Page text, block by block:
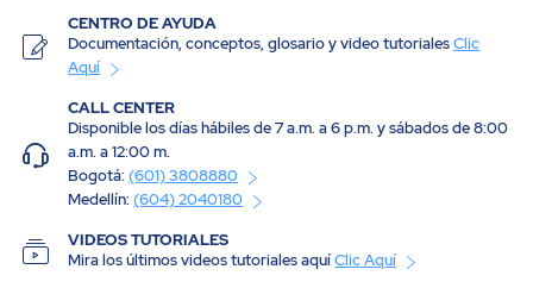
CENTRO DE AYUDA
Documentación, conceptos, glosario y video tutorialesClic
Aquí
CALL CENTER
Disponible los días hábiles de 7 a.m. a 6 p.m. y sábados de 8:00
a.m. a 12:00 m.
Bogotá:(601) 3808880
Medellín:(604) 2040180
VIDEOS TUTORIALES
Mira los últimos videos tutoriales aquíClic Aquí